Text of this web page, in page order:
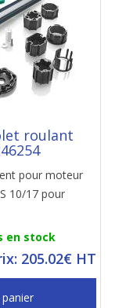
roulant
pour moteur
10/17 pour
en stock
205.02€ HT